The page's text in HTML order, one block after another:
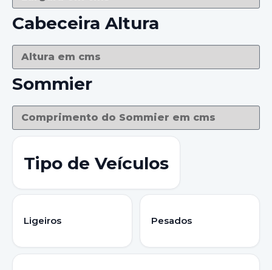
Cabeceira Altura
Sommier
Tipo de Veículos
Ligeiros Pesados